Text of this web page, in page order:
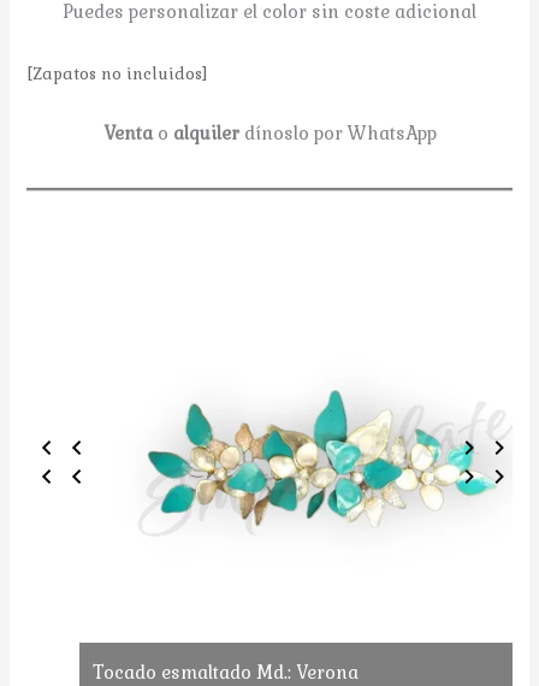
Puedes personalizar el color sin coste adicional
[Zapatos no incluidos]
Venta o alquiler dínoslo por WhatsApp
Tocado esmaltado Md.: Verona